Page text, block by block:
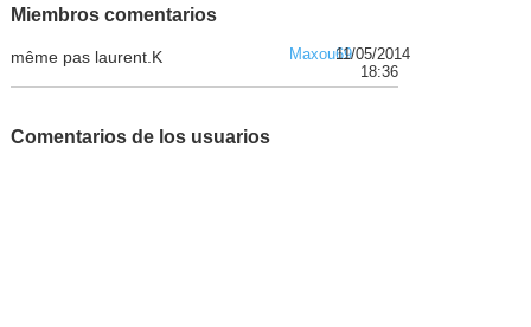
Miembros comentarios
même pas laurent.K Maxou6911/05/2014
18:36
Comentarios de los usuarios